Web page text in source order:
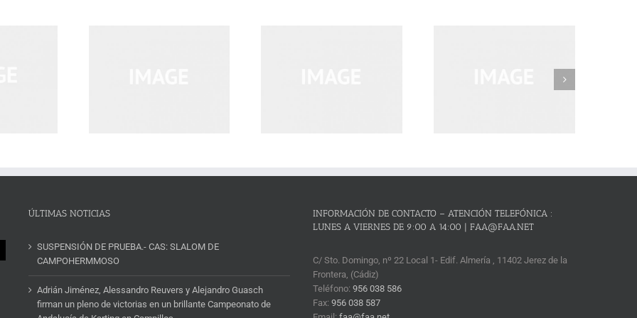
ÚLTIMAS NOTICIAS
SUSPENSIÓN DE PRUEBA.- CAS: SLALOM DE
CAMPOHERMMOSO
Adrián Jiménez, Alessandro Reuvers y Alejandro Guasch
firman un pleno de victorias en un brillante Campeonato de
INFORMACIÓN DE CONTACTO – ATENCIÓN TELEFÓNICA :
LUNES A VIERNES DE 9:00 A 14:00 | FAA@FAA.NET
C/ Sto. Domingo, nº 22 Local 1- Edif. Almería , 11402 Jerez de la
Frontera, (Cádiz)
Teléfono:956 038 586
Fax:956 038 587